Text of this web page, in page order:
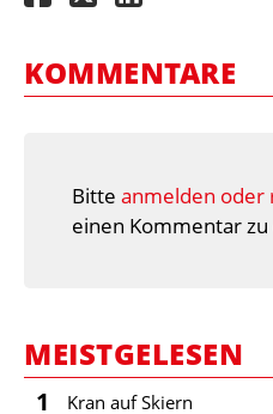
KOMMENTARE
Bitte anmelden oder
einen Kommentar
MEISTGELESEN
1 Kran auf Skiern